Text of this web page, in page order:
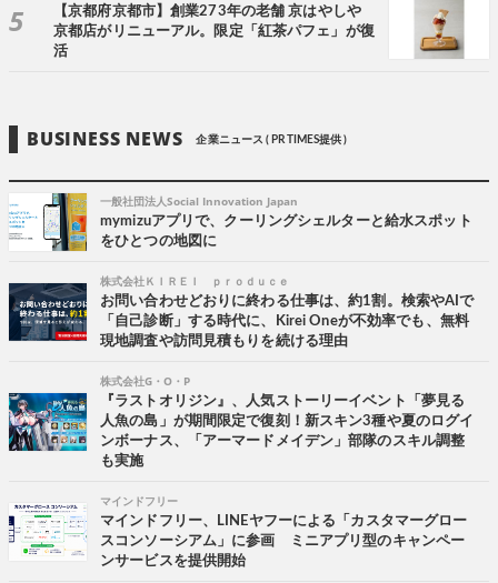
【京都府京都市】創業273年の老舗 京はやしや
京都店がリニューアル。限定「紅茶パフェ」が復
活
BUSINESS NEWS 企業ニュース ( PR TIMES提供 )
一般社団法人Social Innovation Japan
mymizuアプリで、クーリングシェルターと給水スポット
をひとつの地図に
株式会社ＫＩＲＥＩ ｐｒｏｄｕｃｅ
お問い合わせどおりに終わる仕事は、約1割。検索やAIで
「自己診断」する時代に、Kirei Oneが不効率でも、無料
現地調査や訪問見積もりを続ける理由
株式会社G・O・P
『ラストオリジン』、人気ストーリーイベント「夢見る
人魚の島」が期間限定で復刻！新スキン3種や夏のログイ
ンボーナス、「アーマードメイデン」部隊のスキル調整
も実施
マインドフリー
マインドフリー、LINEヤフーによる「カスタマーグロー
スコンソーシアム」に参画 ミニアプリ型のキャンペー
ンサービスを提供開始